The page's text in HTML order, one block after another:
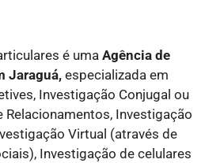
é uma Agência de
Jaraguá,especializada em
Investigação Conjugal ou
Relacionamentos, Investigação
Virtual (através de
Investigação de celulares